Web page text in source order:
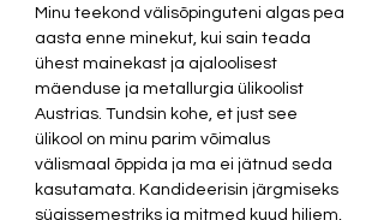
Minu teekond välisõpinguteni algas pea
aasta enne minekut, kui sain teada
ühest mainekast ja ajaloolisest
mäenduse ja metallurgia ülikoolist
Austrias. Tundsin kohe, et just see
ülikool on minu parim võimalus
välismaal õppida ja ma ei jätnud seda
kasutamata. Kandideerisin järgmiseks
sügissemestriks ja mitmed kuud hiljem,